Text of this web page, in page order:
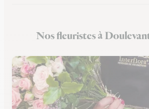
Nos fleuristes à